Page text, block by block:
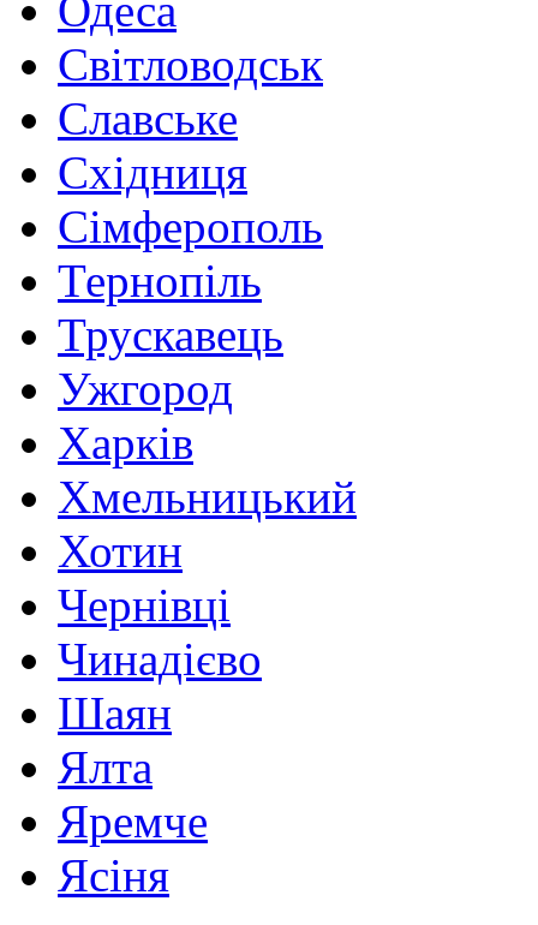
Одеса
Світловодськ
Славське
Східниця
Сімферополь
Тернопіль
Трускавець
Ужгород
Харків
Хмельницький
Хотин
Чернівці
Чинадієво
Шаян
Ялта
Яремче
Ясіня